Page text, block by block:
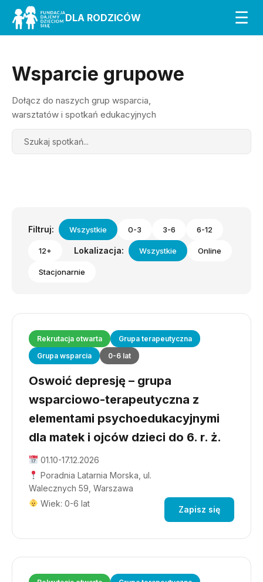
DLA RODZICÓW ☰
Wsparcie grupowe
Dołącz do naszych grup wsparcia,
warsztatów i spotkań edukacyjnych
Search
Filtruj: Wszystkie 0-3 3-6 6-12
12+ Lokalizacja: Wszystkie Online
Stacjonarnie
Rekrutacja otwarta
Grupa terapeutyczna
Grupa wsparcia
0-6 lat
Oswoić depresję – grupa
wsparciowo-terapeutyczna z
elementami psychoedukacyjnymi
dla matek i ojców dzieci do 6. r. ż.
01.10-17.12.2026
Poradnia Latarnia Morska, ul.
Walecznych 59, Warszawa
Wiek: 0-6 lat
Zapisz się